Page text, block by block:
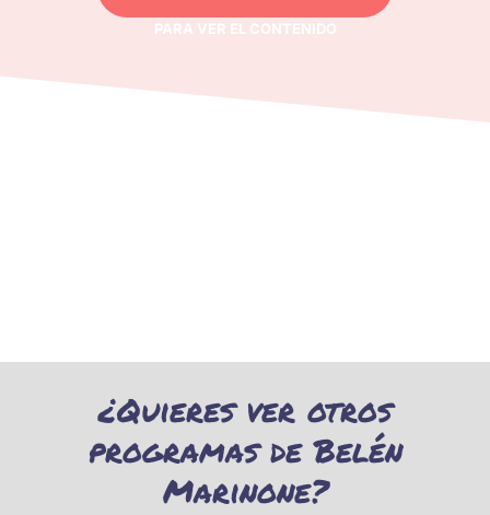
PARA VER EL CONTENIDO
¿Quieres ver otros
programas de Belén
Marinone?